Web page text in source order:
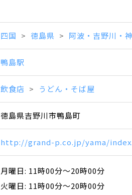
四国 徳島県 阿波・吉野川・
鴨島駅
飲食店 うどん・そば屋
徳島県吉野川市鴨島町
http://grand-p.co.jp/yama/
月曜日: 11時00分～20時00分
火曜日: 11時00分～20時00分